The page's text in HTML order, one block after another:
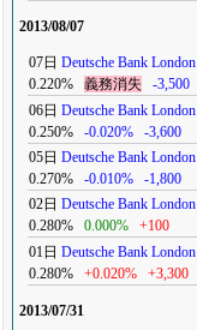
2013/08/07
07日 Deutsche Bank London
0.220%
義務消失 -3,500
06日 Deutsche Bank London
0.250%
-0.020% -3,600
05日 Deutsche Bank London
0.270%
-0.010% -1,800
02日 Deutsche Bank London
0.280%
0.000% +100
01日 Deutsche Bank London
0.280%
+0.020% +3,300
2013/07/31